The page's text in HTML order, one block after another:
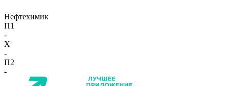
Нефтехимик
П1
-
X
-
П2
-